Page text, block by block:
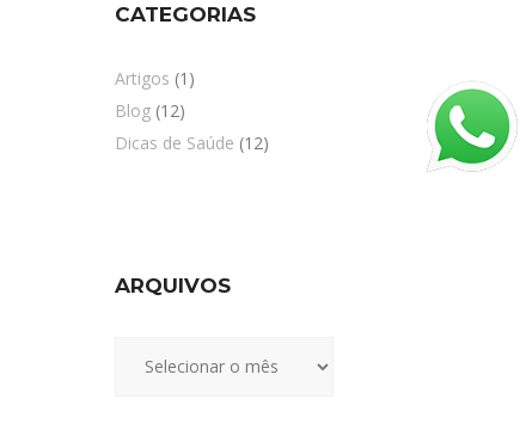
CATEGORIAS
Artigos (1)
Blog(12)
Dicas de Saúde (12)
ARQUIVOS